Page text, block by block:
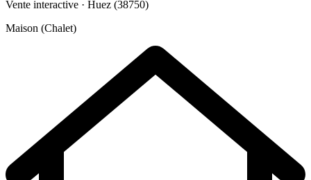
Vente interactive · Huez (38750)
Maison (Chalet)